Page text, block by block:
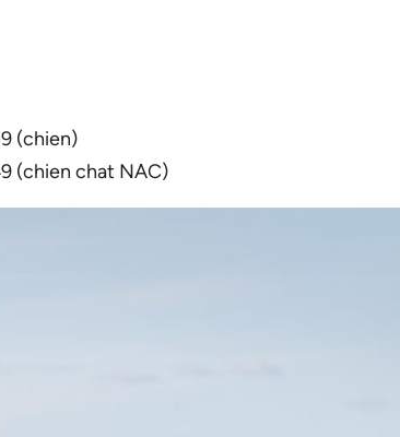
(chien)
(chien chat NAC)